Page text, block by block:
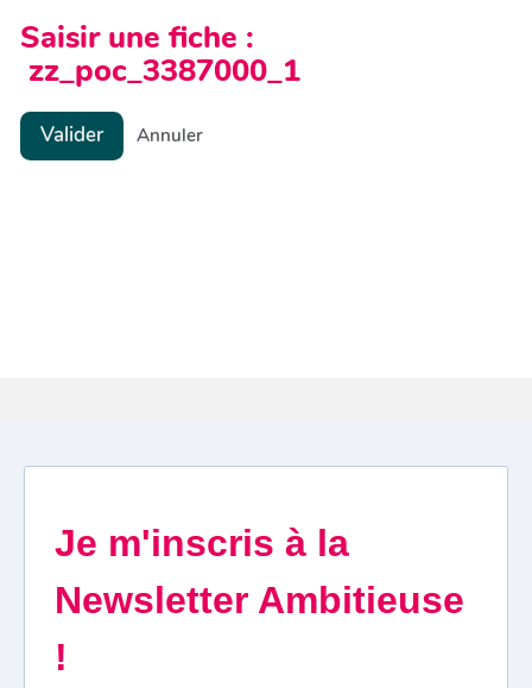
Saisir une fiche :
zz_poc_3387000_1
Valider Annuler